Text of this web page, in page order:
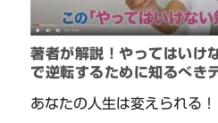
著者が解説！やってはい
で逆転するために知るべき
あなたの人生は変えられる！